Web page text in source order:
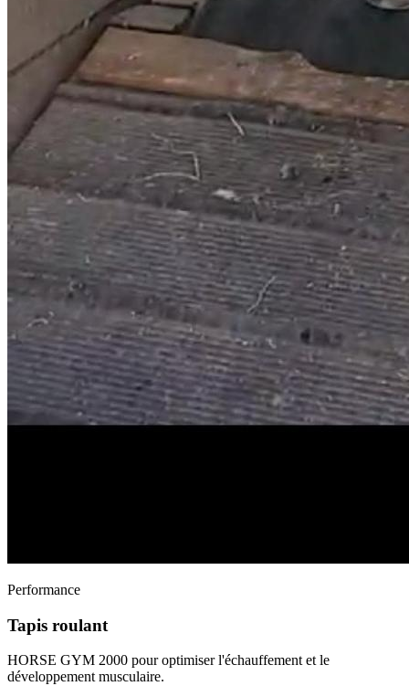
Performance
Tapis roulant
HORSE GYM 2000 pour optimiser l'échauffement et le
développement musculaire.